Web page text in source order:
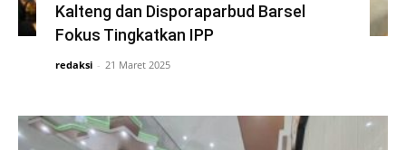
Kalteng dan Disporaparbud Barsel
Fokus Tingkatkan IPP
redaksi - 21 Maret 2025